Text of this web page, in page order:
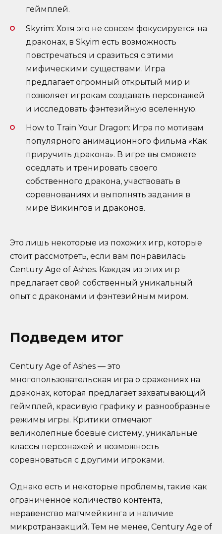
геймплей.
Skyrim: Хотя это не совсем фокусируется на
драконах, в Skyim есть возможность
повстречаться и сразиться с этими
мифическими существами. Игра
предлагает огромный открытый мир и
позволяет игрокам создавать персонажей
и исследовать фэнтезийную вселенную.
How to Train Your Dragon: Игра по мотивам
популярного анимационного фильма «Как
приручить дракона». В игре вы сможете
оседлать и тренировать своего
собственного дракона, участвовать в
соревнованиях и выполнять задания в
мире Викингов и драконов.
Это лишь некоторые из похожих игр, которые
стоит рассмотреть, если вам понравилась
Century Age of Ashes. Каждая из этих игр
предлагает свой собственный уникальный
опыт с драконами и фэнтезийным миром.
Подведем итог
Century Age of Ashes — это
многопользовательская игра о сражениях на
драконах, которая предлагает захватывающий
геймплей, красивую графику и разнообразные
режимы игры. Критики отмечают
великолепные боевые систему, уникальные
классы персонажей и возможность
соревноваться с другими игроками.
Однако есть и некоторые проблемы, такие как
ограниченное количество контента,
неравенство матчмейкинга и наличие
микротранзакций. Тем не менее, Century Age of